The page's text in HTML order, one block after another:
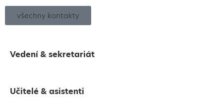
všechny kontakty
Vedení & sekretariát
Učitelé & asistenti